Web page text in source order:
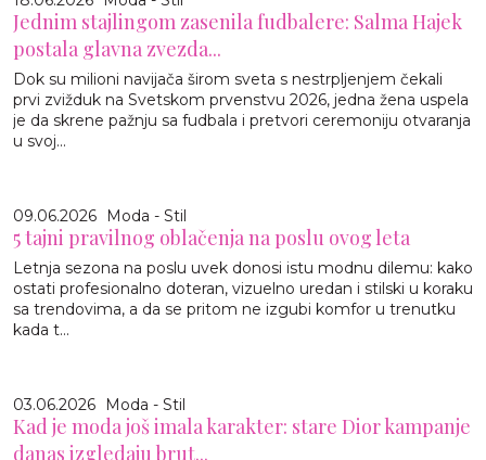
Jednim stajlingom zasenila fudbalere: Salma Hajek
postala glavna zvezda...
Dok su milioni navijača širom sveta s nestrpljenjem čekali
prvi zvižduk na Svetskom prvenstvu 2026, jedna žena uspela
je da skrene pažnju sa fudbala i pretvori ceremoniju otvaranja
u svoj...
09.06.2026 Moda - Stil
5 tajni pravilnog oblačenja na poslu ovog leta
Letnja sezona na poslu uvek donosi istu modnu dilemu: kako
ostati profesionalno doteran, vizuelno uredan i stilski u koraku
sa trendovima, a da se pritom ne izgubi komfor u trenutku
kada t...
03.06.2026 Moda - Stil
Kad je moda još imala karakter: stare Dior kampanje
danas izgledaju brut...